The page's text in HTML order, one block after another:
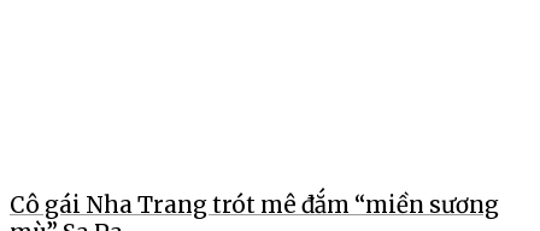
Cô gái Nha Trang trót mê đắm “miền sương